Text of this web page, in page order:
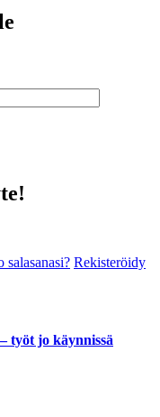
Rekisteröidy
työt jo käynnissä